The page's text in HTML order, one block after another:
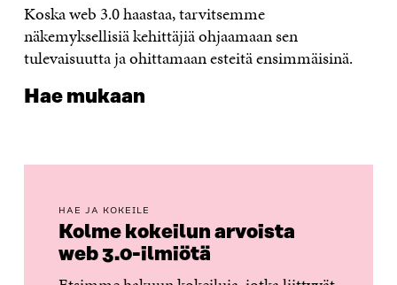
Koska web 3.0 haastaa, tarvitsemme
näkemyksellisiä kehittäjiä ohjaamaan sen
tulevaisuutta ja ohittamaan esteitä ensimmäisinä.
Hae mukaan
HAE JA KOKEILE
Kolme kokeilun arvoista
web 3.0-ilmiötä